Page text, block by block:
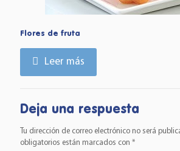
Flores de fruta
Leer más
Deja una respuesta
Tu dirección de correo electrónico no será
obligatorios están marcados con *